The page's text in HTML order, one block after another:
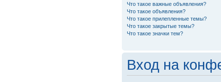
Что такое важные объявления?
Что такое объявления?
Что такое прилепленные темы?
Что такое закрытые темы?
Что такое значки тем?
Вход на